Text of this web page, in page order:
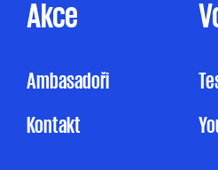
pro účely marketingu na
a mohu jej kdykoliv
Akce
Ambasadoři
Kontakt